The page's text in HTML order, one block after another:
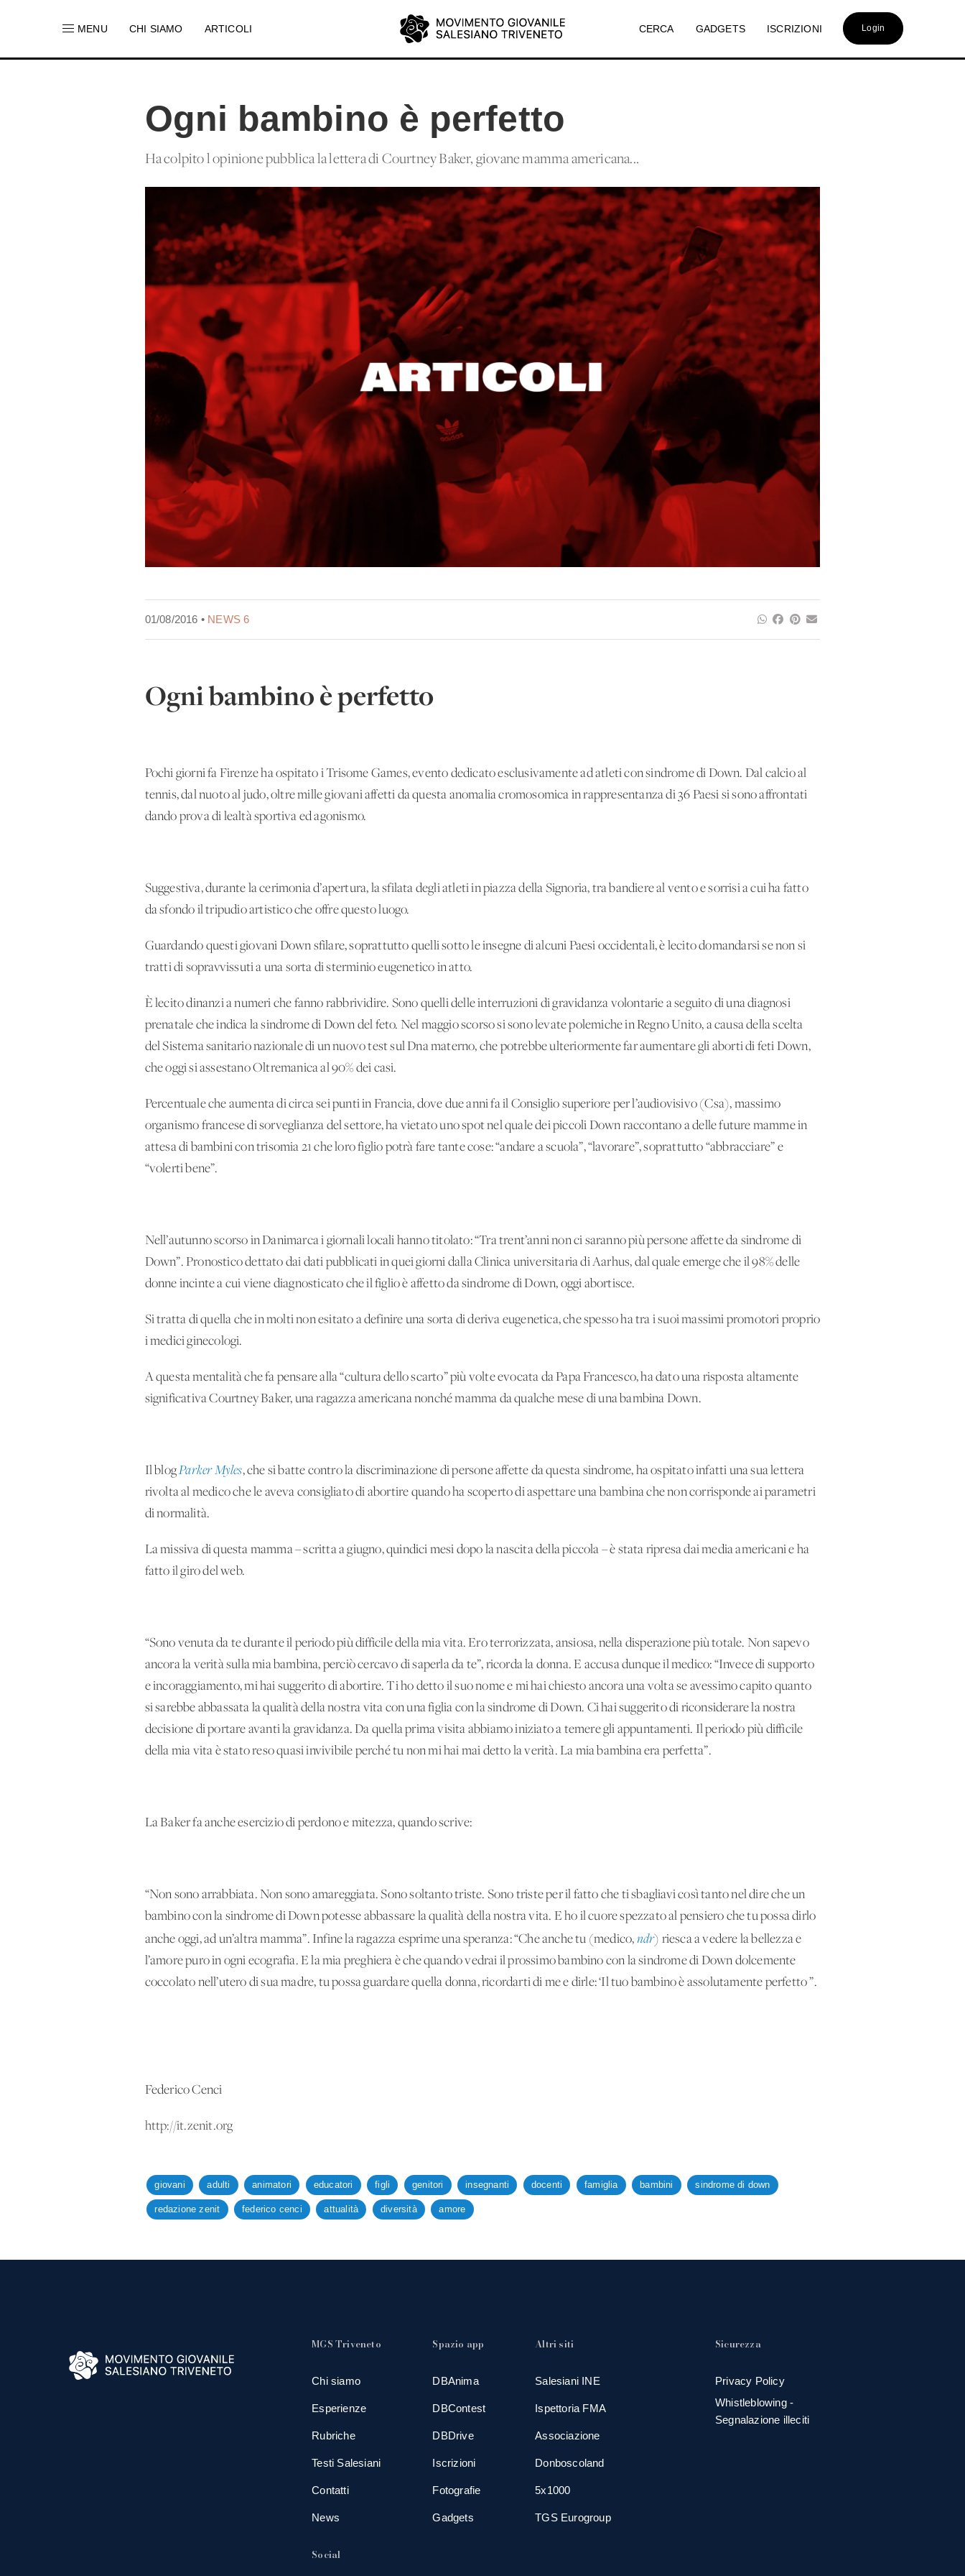
MENU CHI SIAMO ARTICOLI CERCA GADGETS ISCRIZIONI Login
Ogni bambino è perfetto
Ha colpito l'opinione pubblica la lettera di Courtney Baker, giovane mamma americana...
01/08/2016 • NEWS 6
Ogni bambino è perfetto
Pochi giorni fa Firenze ha ospitato i Trisome Games, evento dedicato esclusivamente ad atleti con sindrome di Down. Dal calcio al
tennis, dal nuoto al judo, oltre mille giovani affetti da questa anomalia cromosomica in rappresentanza di 36 Paesi si sono affrontati
dando prova di lealtà sportiva ed agonismo.
Suggestiva, durante la cerimonia d’apertura, la sfilata degli atleti in piazza della Signoria, tra bandiere al vento e sorrisi a cui ha fatto
da sfondo il tripudio artistico che offre questo luogo.
Guardando questi giovani Down sfilare, soprattutto quelli sotto le insegne di alcuni Paesi occidentali, è lecito domandarsi se non si
tratti di sopravvissuti a una sorta di sterminio eugenetico in atto.
È lecito dinanzi a numeri che fanno rabbrividire. Sono quelli delle interruzioni di gravidanza volontarie a seguito di una diagnosi
prenatale che indica la sindrome di Down del feto. Nel maggio scorso si sono levate polemiche in Regno Unito, a causa della scelta
del Sistema sanitario nazionale di un nuovo test sul Dna materno, che potrebbe ulteriormente far aumentare gli aborti di feti Down,
che oggi si assestano Oltremanica al 90% dei casi.
Percentuale che aumenta di circa sei punti in Francia, dove due anni fa il Consiglio superiore per l’audiovisivo (Csa), massimo
organismo francese di sorveglianza del settore, ha vietato uno spot nel quale dei piccoli Down raccontano a delle future mamme in
attesa di bambini con trisomia 21 che loro figlio potrà fare tante cose: “andare a scuola”, “lavorare”, soprattutto “abbracciare” e
“volerti bene”.
Nell’autunno scorso in Danimarca i giornali locali hanno titolato: “Tra trent’anni non ci saranno più persone affette da sindrome di
Down”. Pronostico dettato dai dati pubblicati in quei giorni dalla Clinica universitaria di Aarhus, dal quale emerge che il 98% delle
donne incinte a cui viene diagnosticato che il figlio è affetto da sindrome di Down, oggi abortisce.
Si tratta di quella che in molti non esitato a definire una sorta di deriva eugenetica, che spesso ha tra i suoi massimi promotori proprio
i medici ginecologi.
A questa mentalità che fa pensare alla “cultura dello scarto” più volte evocata da Papa Francesco, ha dato una risposta altamente
significativa Courtney Baker, una ragazza americana nonché mamma da qualche mese di una bambina Down.
Il blogParker Myles, che si batte contro la discriminazione di persone affette da questa sindrome, ha ospitato infatti una sua lettera
rivolta al medico che le aveva consigliato di abortire quando ha scoperto di aspettare una bambina che non corrisponde ai parametri
di normalità.
La missiva di questa mamma – scritta a giugno, quindici mesi dopo la nascita della piccola – è stata ripresa dai media americani e ha
fatto il giro del web.
“Sono venuta da te durante il periodo più difficile della mia vita. Ero terrorizzata, ansiosa, nella disperazionepiù totale. Non sapevo
ancora la verità sulla mia bambina, perciò cercavo di saperla da te”, ricorda la donna. E accusa dunque il medico: “Invece di supporto
e incoraggiamento, mi hai suggerito di abortire. Ti ho detto il suo nome e mi hai chiesto ancora una volta se avessimo capito quanto
si sarebbe abbassata la qualità della nostra vita con una figlia con la sindrome di Down. Ci hai suggerito di riconsiderare la nostra
decisione di portare avanti la gravidanza. Da quella prima visita abbiamo iniziato a temere gli appuntamenti. Il periodo più difficile
della mia vita è stato reso quasi invivibile perché tu non mi hai mai detto la verità. La mia bambina era perfetta”.
La Baker fa anche esercizio di perdono e mitezza, quando scrive:
“Non sono arrabbiata. Non sono amareggiata. Sono soltanto triste. Sono triste per il fatto che ti sbagliavi così tanto nel dire che un
bambino con la sindrome di Down potesse abbassare la qualità della nostra vita. E ho il cuore spezzato al pensiero che tu possa dirlo
anche oggi, ad un’altra mamma”. Infine la ragazza esprime una speranza: “Che anche tu (medico, ndr) riesca a vedere la bellezzae
l’amore puro in ogni ecografia. E la mia preghiera è che quando vedrai il prossimo bambino con la sindrome di Down dolcemente
coccolato nell’utero di sua madre, tu possa guardare quella donna, ricordarti di me e dirle: ‘Il tuo bambino è assolutamente perfetto'”.
Federico Cenci
http://it.zenit.org
giovani adulti animatori educatori figli genitori insegnanti docenti famiglia bambini sindrome di down
redazione zenit federico cenci attualità diversità amore
MGS Triveneto
Chi siamo
Esperienze
Rubriche
Testi Salesiani
Contatti
News
Social
Spazio app
DBAnima
DBContest
DBDrive
Iscrizioni
Fotografie
Gadgets
Altri siti
Salesiani INE
Ispettoria FMA
Associazione
Donboscoland
5x1000
TGS Eurogroup
Sicurezza
Privacy Policy
Whistleblowing -
Segnalazione illeciti